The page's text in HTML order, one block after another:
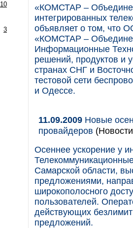
10
3
«КОМСТАР –
интегрированных
объявляет о том, что
«КОМСТАР –
Информационные
решений, продуктов и
странах СНГ и
тестовой сети
и Одессе.
11.09.2009 Новые
провайдеров
Осеннее ускорение у
Самарской области,
предложениями,
широкополосного
пользователей.
действующих
предложений.